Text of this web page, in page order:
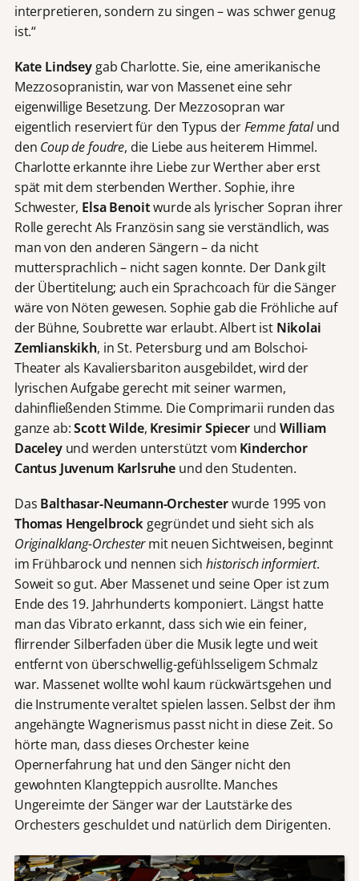
interpretieren, sondern zu singen – was schwer genug
ist.“
Kate Lindsey gab Charlotte. Sie, eine amerikanische
Mezzosopranistin, war von Massenet eine sehr
eigenwillige Besetzung. Der Mezzosopran war
eigentlich reserviert für den Typus derFemme fatalund
den Coup de foudre, die Liebe aus heiterem Himmel.
Charlotte erkannte ihre Liebe zur Werther aber erst
spät mit dem sterbenden Werther. Sophie, ihre
Schwester, Elsa Benoitwurde als lyrischer Sopran ihrer
Rolle gerecht Als Französin sang sie verständlich, was
man von den anderen Sängern – da nicht
muttersprachlich – nicht sagen konnte. Der Dank gilt
der Übertitelung; auch ein Sprachcoach für die Sänger
wäre von Nöten gewesen. Sophie gab die Fröhliche auf
der Bühne, Soubrette war erlaubt. Albert ist Nikolai
Zemlianskikh, in St. Petersburg und am Bolschoi-
Theater als Kavaliersbariton ausgebildet, wird der
lyrischen Aufgabe gerecht mit seiner warmen,
dahinfließenden Stimme. Die Comprimarii runden das
ganze ab:Scott Wilde, Kresimir Spiecerund William
Daceleyund werden unterstützt vom Kinderchor
Cantus Juvenum Karlsruhe und den Studenten.
Das Balthasar-Neumann-Orchesterwurde 1995 von
Thomas Hengelbrock gegründet und sieht sich als
Originalklang-Orchestermit neuen Sichtweisen, beginnt
im Frühbarock und nennen sichhistorisch informiert.
Soweit so gut. Aber Massenet und seine Oper ist zum
Ende des 19. Jahrhunderts komponiert. Längst hatte
man das Vibrato erkannt, dass sich wie ein feiner,
flirrender Silberfaden über die Musik legte und weit
entfernt von überschwellig-gefühlsseligem Schmalz
war. Massenet wollte wohl kaum rückwärtsgehen und
die Instrumente veraltet spielen lassen. Selbst der ihm
angehängte Wagnerismus passt nicht in diese Zeit. So
hörte man, dass dieses Orchester keine
Opernerfahrung hat und den Sänger nicht den
gewohnten Klangteppich ausrollte. Manches
Ungereimte der Sänger war der Lautstärke des
Orchesters geschuldet und natürlich dem Dirigenten.